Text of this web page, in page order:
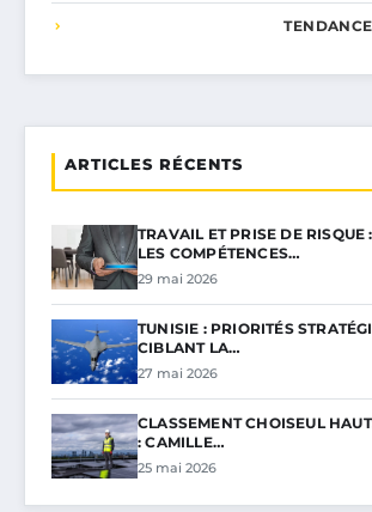
ARTICLES RÉCENTS
TRAVAIL ET PRISE DE RISQUE
LES COMPÉTENCES…
29 mai 2026
TUNISIE : PRIORITÉS
CIBLANT LA…
27 mai 2026
CLASSEMENT CHOISEUL
: CAMILLE…
25 mai 2026